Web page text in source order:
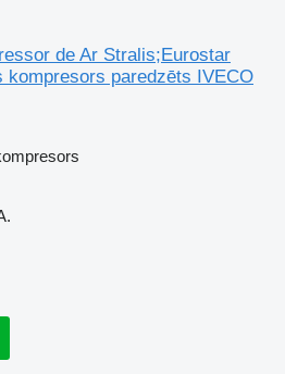
de Ar Stralis;Eurostar
kompresors paredzēts IVECO